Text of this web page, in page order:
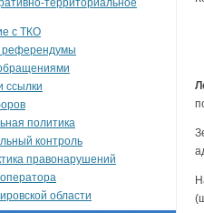
с ТКО
ссылки
политика
контроль
правонарушений
области